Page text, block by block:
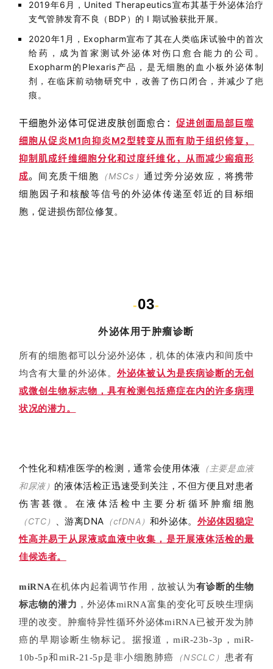
2019年6月，United Therapeutics宣布其基于外泌体治疗
支气管肺发育不良（BDP）的 I 期试验获批开展。
2020年1月，Exopharm宣布了其在人类临床试验中的首次
给药，成为首家测试外泌体对伤口愈合能力的公司。
Exopharm的Plexaris产品，是无细胞的血小板外泌体制
剂，在临床前动物研究中，改善了伤口闭合，并减少了疤
痕。
干细胞外泌体可促进皮肤创面愈合： 促进创面局部巨噬
细胞从促炎M1向抑炎M2型转变从而有助于组织修复，
抑制肌成纤维细胞分化和过度纤维化，从而减少瘢痕形
成。 间充质干细胞 （MSCs）通过旁分泌效应，将携带
细胞因子和核酸等信号的外泌体传递至邻近的目标细
胞，促进损伤部位修复。
-03-
外泌体用于肿瘤诊断
所有的细胞都可以分泌外泌体，机体的体液内和间质中
均含有大量的外泌体。外泌体被认为是疾病诊断的无创
或微创生物标志物，具有检测包括癌症在内的许多病理
状况的潜力。
个性化和精准医学的检测，通常会使用体液
（主要是血液
和尿液） 的液体活检正迅速受到关注，不但方便且对患者
伤害甚微。在液体活检中主要分析循环肿瘤细胞
（CTC） 、游离DNA （cfDNA） 和外泌体。 外泌体因稳定
性高并易于从尿液或血液中收集，是开展液体活检的最
佳候选者。
miRNA在机体内起着调节作用，故被认为有诊断的生物
标志物的潜力 ，外泌体miRNA富集的变化可反映生理病
理的改变。肿瘤特异性循环外泌体miRNA已被开发为肺
癌的早期诊断生物标记。据报道，miR-23b-3p，miR-
10b-5p和miR-21-5p是非小细胞肺癌
（NSCLC）
患者有